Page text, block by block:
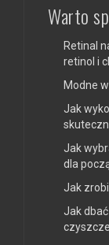
Warto
Retinal
retinol i
Modne
Jak
Jak
dla
Jak
Jak